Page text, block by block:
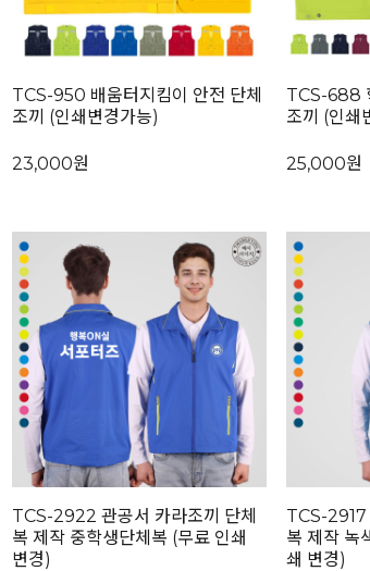
TCS-950 배움터지킴이 안전 단체
조끼 (인쇄변경가능)
23,000원
TCS-688
조끼 (인쇄
25,000원
TCS-2922 관공서 카라조끼 단체
복 제작 중학생단체복 (무료 인쇄
변경)
TCS-2917
복 제작 녹
쇄 변경)